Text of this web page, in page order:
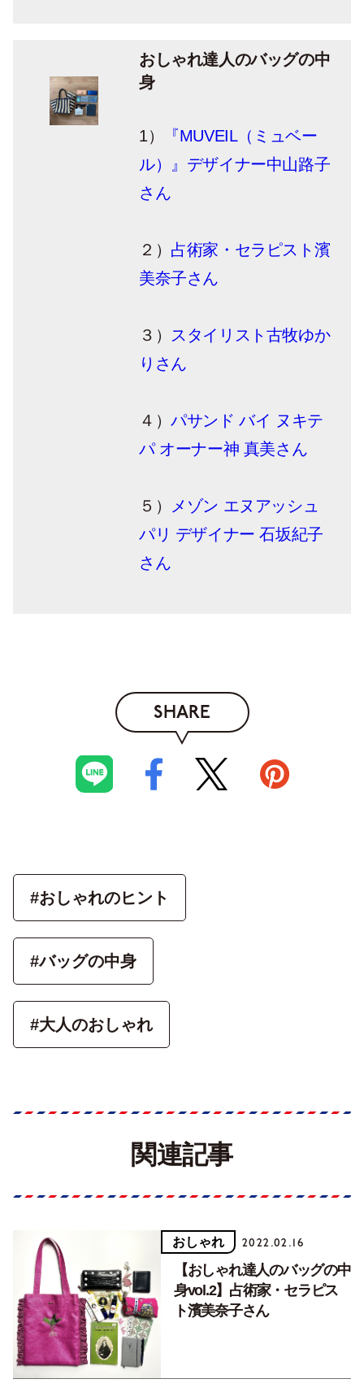
おしゃれ達人のバッグの中
身
1）
『MUVEIL（ミュベー
ル）』デザイナー中山路子
さん
２） 占術家・セラピスト濱
美奈子さん
３）
スタイリスト古牧ゆか
りさん
４）パサンド バイ ヌキテ
パ オーナー神 真美さん
５）
メゾン エヌアッシュ
パリ デザイナー 石坂紀子
さん
SHARE
#おしゃれのヒント
#バッグの中身
#大人のおしゃれ
関連記事
おしゃれ 2022.02.16
【おしゃれ達人のバッグの中
身vol.2】占術家・セラピス
ト濱美奈子さん